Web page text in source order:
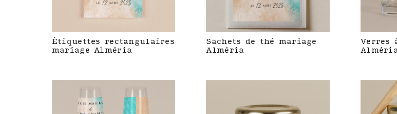
Étiquettes rectangulaires
mariage Alméria
Sachets de thé mariage
Alméria
Verres